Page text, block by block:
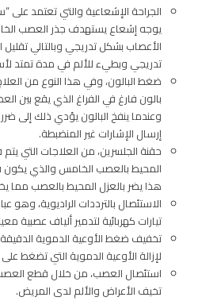
الجراحة الإشعاعية والتي تعتمد
يوجه إشعاع يستهدف جذر العصب
الأعصاب بشكل تدريجي وبالتالي
تدريجي وبطيء للألم في مدة تمتد
ضغط البالون، وفي هذا النوع من
بالون فارغ في الفراغ الذي يقع بين
وعندما ينفخ البالون يؤدي ذلك إلى
إرسال الإشارات غير المنضبطة.
حقنة الجلسرين، من العلاجات التي
المحيط بالعصب الخامس والذي يكون
هذا يضر بالعزل المحيط بالعصب مما
الاستئصال بالترددات الراديوية، وهو
تيارات كهربائية لتدمير ألياف عصبية
تخفيف ضغط الأوعية الدموية الدقيقة
لإزالة الأوعية الدموية التي تضغط
استئصال العصب، من خلال قطع
تخيف الأعراض والألم لدى المريض.